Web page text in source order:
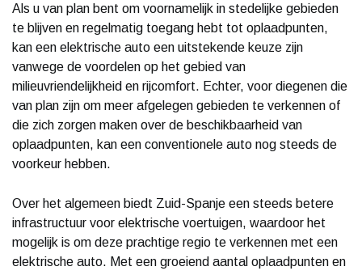
Als u van plan bent om voornamelijk in stedelijke gebieden
te blijven en regelmatig toegang hebt tot oplaadpunten,
kan een elektrische auto een uitstekende keuze zijn
vanwege de voordelen op het gebied van
milieuvriendelijkheid en rijcomfort. Echter, voor diegenen die
van plan zijn om meer afgelegen gebieden te verkennen of
die zich zorgen maken over de beschikbaarheid van
oplaadpunten, kan een conventionele auto nog steeds de
voorkeur hebben.
Over het algemeen biedt Zuid-Spanje een steeds betere
infrastructuur voor elektrische voertuigen, waardoor het
mogelijk is om deze prachtige regio te verkennen met een
elektrische auto. Met een groeiend aantal oplaadpunten en